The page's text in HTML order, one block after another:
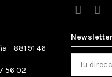
- 881 91 46
56 02
Newsletter